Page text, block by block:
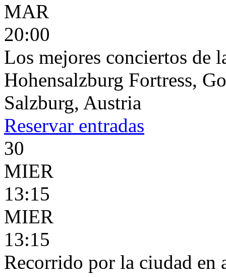
MAR
20:00
Los mejores conciertos de
Hohensalzburg Fortress,
Salzburg, Austria
Reservar entradas
30
MIER
13:15
MIER
13:15
Recorrido por la ciudad en